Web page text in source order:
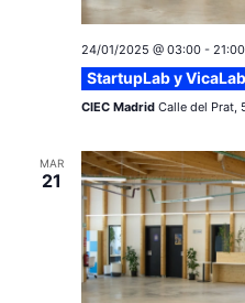
24/01/2025 @ 03:00- 21:00
StartupLab y VicaLab
CIEC Madrid Calle del Prat,
MAR
21